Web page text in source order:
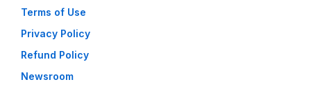
Terms of Use
Privacy Policy
Refund Policy
Newsroom